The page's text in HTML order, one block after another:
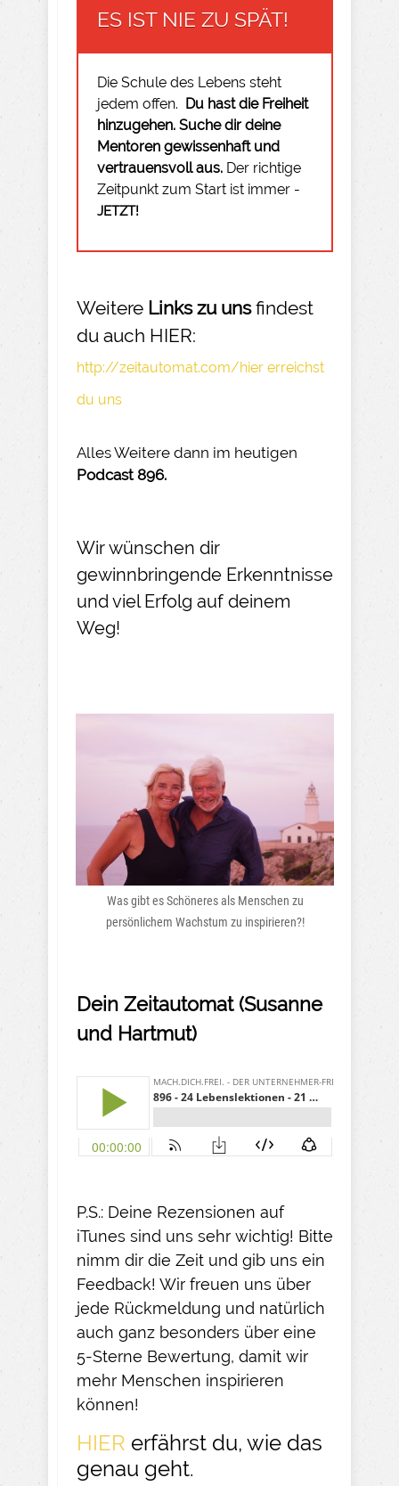
ES IST NIE ZU SPÄT!
Die Schule des Lebens steht
jedem offen. Du hast die Freiheit
hinzugehen. Suche dir deine
Mentoren gewissenhaft und
vertrauensvoll aus. Der richtige
Zeitpunkt zum Start ist immer -
JETZT!
Weitere Links zu unsfindest
du auch HIER:
http://zeitautomat.com/hier erreichst
du uns
Alles Weitere dann im heutigen
Podcast 896.
Wir wünschen dir
gewinnbringende Erkenntnisse
und viel Erfolg auf deinem
Weg!
Was gibt es Schöneres als Menschen zu
persönlichem Wachstum zu inspirieren?!
Dein Zeitautomat (Susanne
und Hartmut)
P.S.: Deine Rezensionen auf
iTunes sind uns sehr wichtig! Bitte
nimm dir die Zeit und gib uns ein
Feedback! Wir freuen uns über
jede Rückmeldung und natürlich
auch ganz besonders über eine
5-Sterne Bewertung, damit wir
mehr Menschen inspirieren
können!
HIER erfährst du, wie das
genau geht.